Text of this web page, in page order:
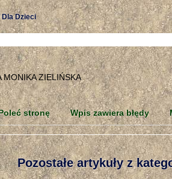
Dla Dzieci
stronę Wpis zawiera błędy
Pozostałe artykuły z